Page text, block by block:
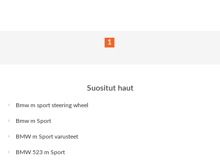
1
Suositut haut
Bmw m sport steering wheel
Bmw m Sport
BMW m Sport varusteet
BMW 523 m Sport